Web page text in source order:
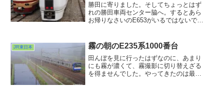
勝田に寄りました。そしてちょっとはず
れの勝田車両センター脇へ。するとあら
お帰りなさいのE653がいるではないです
なぁと思いつつも651のシンプルさも潔く
ていいなぁあぁ結...
JR東日本 霧の朝のE235系1000番台
田んぼを見に行ったはずなのに、あまり
にも霧が濃くて、霧撮影に切り替えざる
を得ませんでした。やってきたのは最近